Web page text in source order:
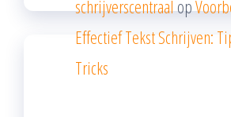
schrijverscentraalop
Effectief Tekst Schrijven:
Tricks